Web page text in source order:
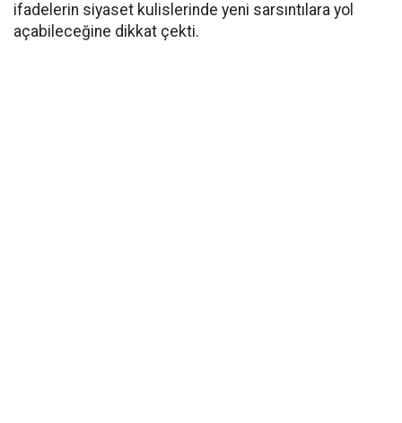
ifadelerin siyaset kulislerinde yeni sarsıntılara yol
açabileceğine dikkat çekti.